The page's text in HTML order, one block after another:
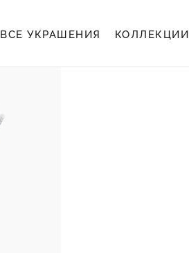
ВСЕ УКРАШЕНИЯ КОЛЛЕКЦИИ